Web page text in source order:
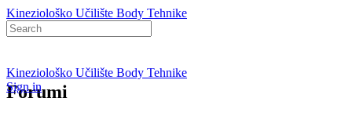
Kineziološko Učilište Body Tehnike
Search
for:
Sign in
Kineziološko Učilište Body Tehnike
Forumi